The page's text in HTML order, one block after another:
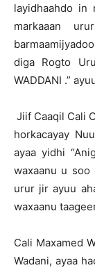
layidhaahdo
markaaan
diga Rogto
WADDANI .”
Jiif Caaqil Cali
horkacayay
ayaa yidhi
waxaanu u soo
urur jir ayuu
waxaanu
Cali Maxamed
Wadani, ayaa